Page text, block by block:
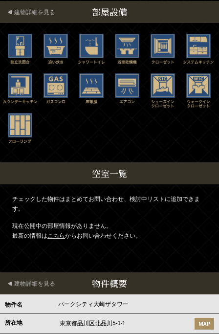
部屋設備
建物詳細を見る
空室一覧
チェックした物件はまとめてお問い合わせ、検討中リストに追加できま
す。
現在公開中の部屋情報がありません。
最新の情報はこちらからお問い合わせください。
物件概要
建物詳細を見る
物件名 パークシティ大崎ザタワー
所在地 東京都品川区北品川 5-3-1 MAP